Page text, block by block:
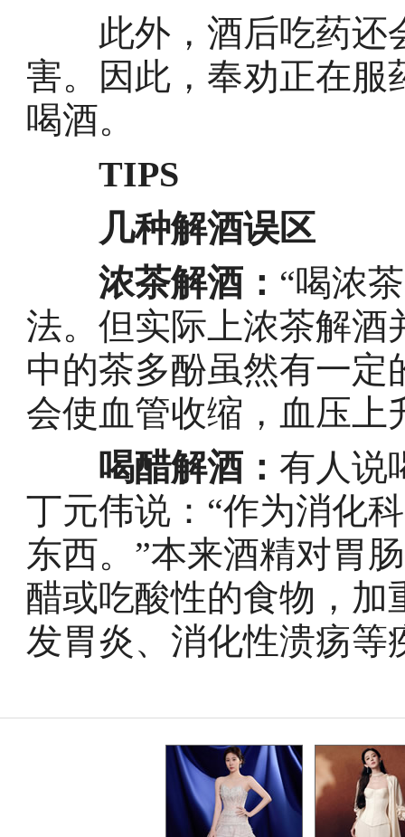
此外，酒后吃药还
害。因此，奉劝正在服
喝酒。
TIPS
几种解酒误区
浓茶解酒： “喝浓
法。但实际上浓茶解酒
中的茶多酚虽然有一
会使血管收缩，血压上
喝醋解酒：有人说
丁元伟说：“作为消化
东西。”本来酒精对胃
醋或吃酸性的食物，加
发胃炎、消化性溃疡等